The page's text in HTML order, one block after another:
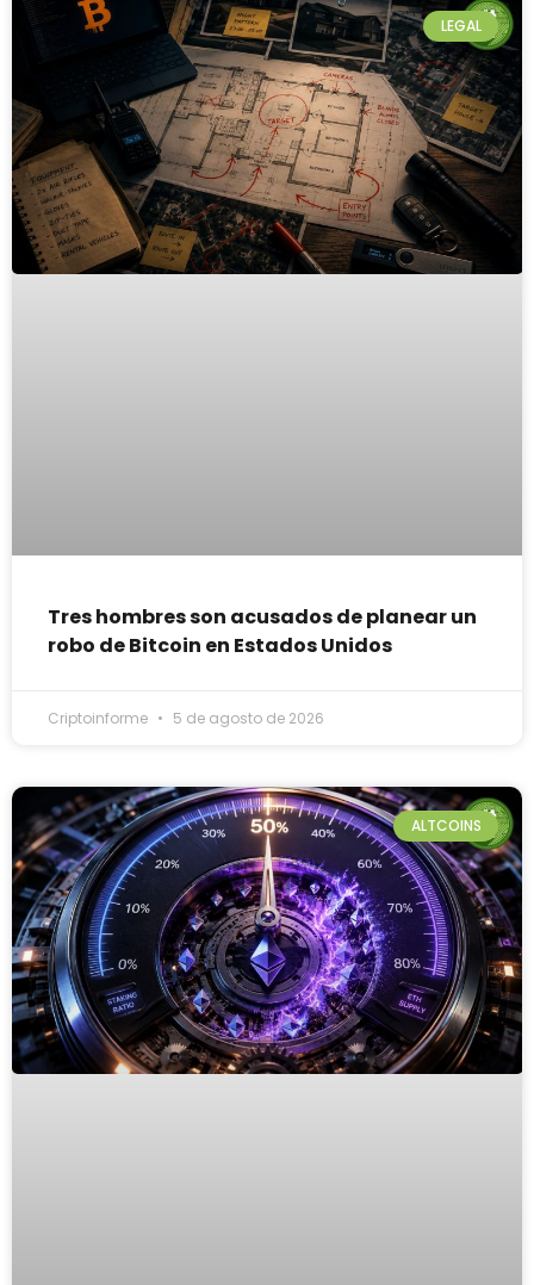
LEGAL
Tres hombres son acusados de planear un
robo de Bitcoin en Estados Unidos
Criptoinforme 5 de agosto de 2026
ALTCOINS